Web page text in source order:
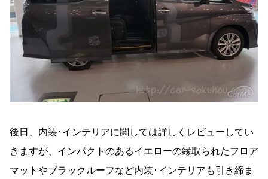
後日、内装･インテリアに関しては詳しくレビューしてい
きますが、インパクトのあるイエローの縁取られたフロア
マットやブラックルーフなど内装･インテリアも引き締ま